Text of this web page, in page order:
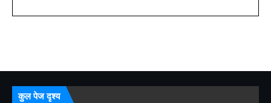
कुल पेज दृश्य